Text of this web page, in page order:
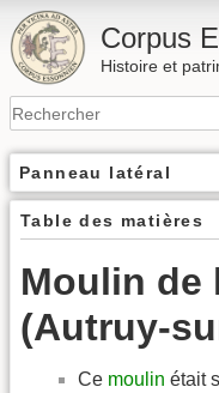
Corpus
Histoire et
Panneau latéral
Table des matières
Moulin de
(Autruy-
Ce moulin était